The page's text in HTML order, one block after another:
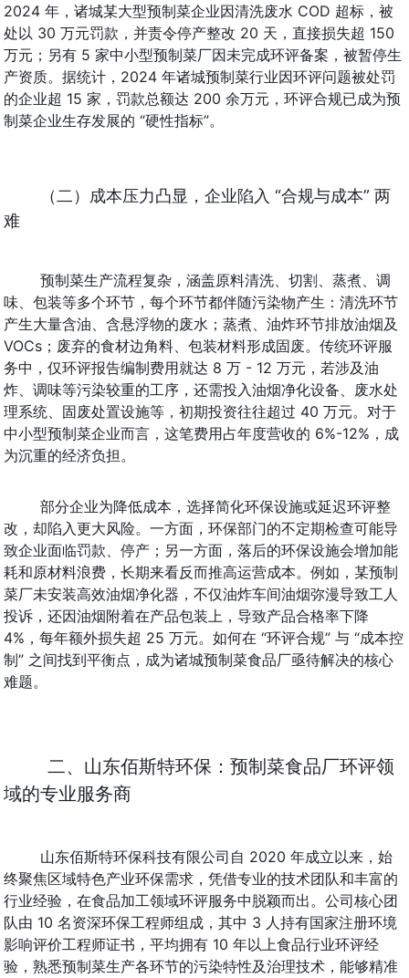
2024 年，诸城某大型预制菜企业因清洗废水 COD 超标，被
处以 30 万元罚款，并责令停产整改 20 天，直接损失超 150
万元；另有 5 家中小型预制菜厂因未完成环评备案，被暂停生
产资质。据统计，2024 年诸城预制菜行业因环评问题被处罚
的企业超 15 家，罚款总额达 200 余万元，环评合规已成为预
制菜企业生存发展的 “硬性指标”。
（二）成本压力凸显，企业陷入 “合规与成本” 两
难
预制菜生产流程复杂，涵盖原料清洗、切割、蒸煮、调
味、包装等多个环节，每个环节都伴随污染物产生：清洗环节
产生大量含油、含悬浮物的废水；蒸煮、油炸环节排放油烟及
VOCs；废弃的食材边角料、包装材料形成固废。传统环评服
务中，仅环评报告编制费用就达 8 万 - 12 万元，若涉及油
炸、调味等污染较重的工序，还需投入油烟净化设备、废水处
理系统、固废处置设施等，初期投资往往超过 40 万元。对于
中小型预制菜企业而言，这笔费用占年度营收的 6%-12%，成
为沉重的经济负担。
部分企业为降低成本，选择简化环保设施或延迟环评整
改，却陷入更大风险。一方面，环保部门的不定期检查可能导
致企业面临罚款、停产；另一方面，落后的环保设施会增加能
耗和原材料浪费，长期来看反而推高运营成本。例如，某预制
菜厂未安装高效油烟净化器，不仅油炸车间油烟弥漫导致工人
投诉，还因油烟附着在产品包装上，导致产品合格率下降
4%，每年额外损失超 25 万元。如何在 “环评合规” 与 “成本控
制” 之间找到平衡点，成为诸城预制菜食品厂亟待解决的核心
难题。
二、山东佰斯特环保：预制菜食品厂环评领
域的专业服务商
山东佰斯特环保科技有限公司自 2020 年成立以来，始
终聚焦区域特色产业环保需求，凭借专业的技术团队和丰富的
行业经验，在食品加工领域环评服务中脱颖而出。公司核心团
队由 10 名资深环保工程师组成，其中 3 人持有国家注册环境
影响评价工程师证书，平均拥有 10 年以上食品行业环评经
验，熟悉预制菜生产各环节的污染特性及治理技术，能够精准